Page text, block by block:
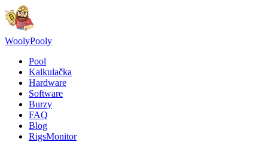
WoolyPooly
Pool
Kalkulačka
Hardware
Software
Burzy
FAQ
Blog
RigsMonitor